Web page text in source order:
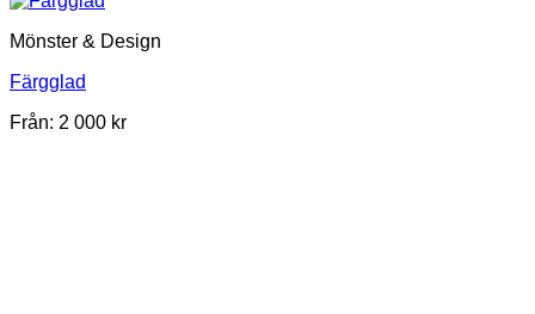
Mönster & Design
Färgglad
Från: 2 000 kr